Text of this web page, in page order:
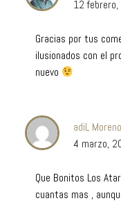
12
Gracias por tus
ilusionados con el
nuevo
adiL Moreno
4 marzo,
Que Bonitos Los
cuantas mas ,